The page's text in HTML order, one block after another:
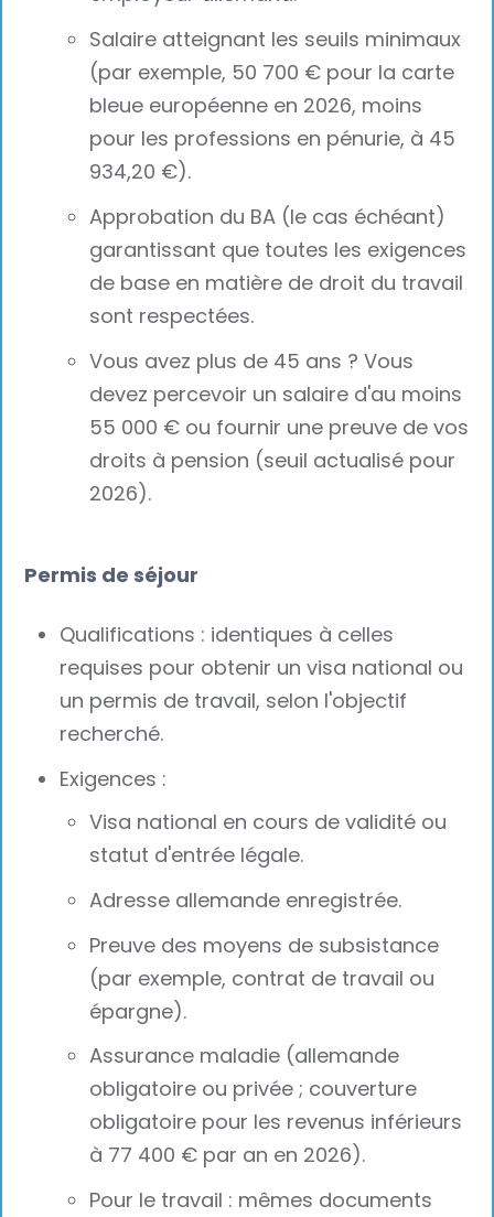
Salaire atteignant les seuils minimaux
(par exemple, 50 700 € pour la carte
bleue européenne en 2026, moins
pour les professions en pénurie, à 45
934,20 €).
Approbation du BA (le cas échéant)
garantissant que toutes les exigences
de base en matière de droit du travail
sont respectées.
Vous avez plus de 45 ans ? Vous
devez percevoir un salaire d'au moins
55 000 € ou fournir une preuve de vos
droits à pension (seuil actualisé pour
2026).
Permis de séjour
Qualifications : identiques à celles
requises pour obtenir un visa national ou
un permis de travail, selon l'objectif
recherché.
Exigences :
Visa national en cours de validité ou
statut d'entrée légale.
Adresse allemande enregistrée.
Preuve des moyens de subsistance
(par exemple, contrat de travail ou
épargne).
Assurance maladie (allemande
obligatoire ou privée ; couverture
obligatoire pour les revenus inférieurs
à 77 400 € par an en 2026).
Pour le travail : mêmes documents